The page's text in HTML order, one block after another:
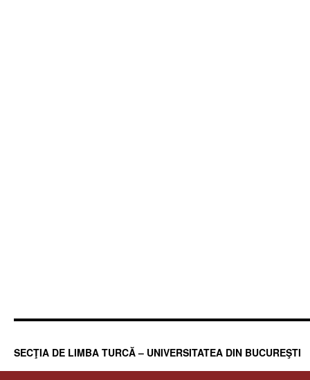
SECŢIA DE LIMBA TURCĂ – UNIVERSITATEA DIN BUCUREŞTI